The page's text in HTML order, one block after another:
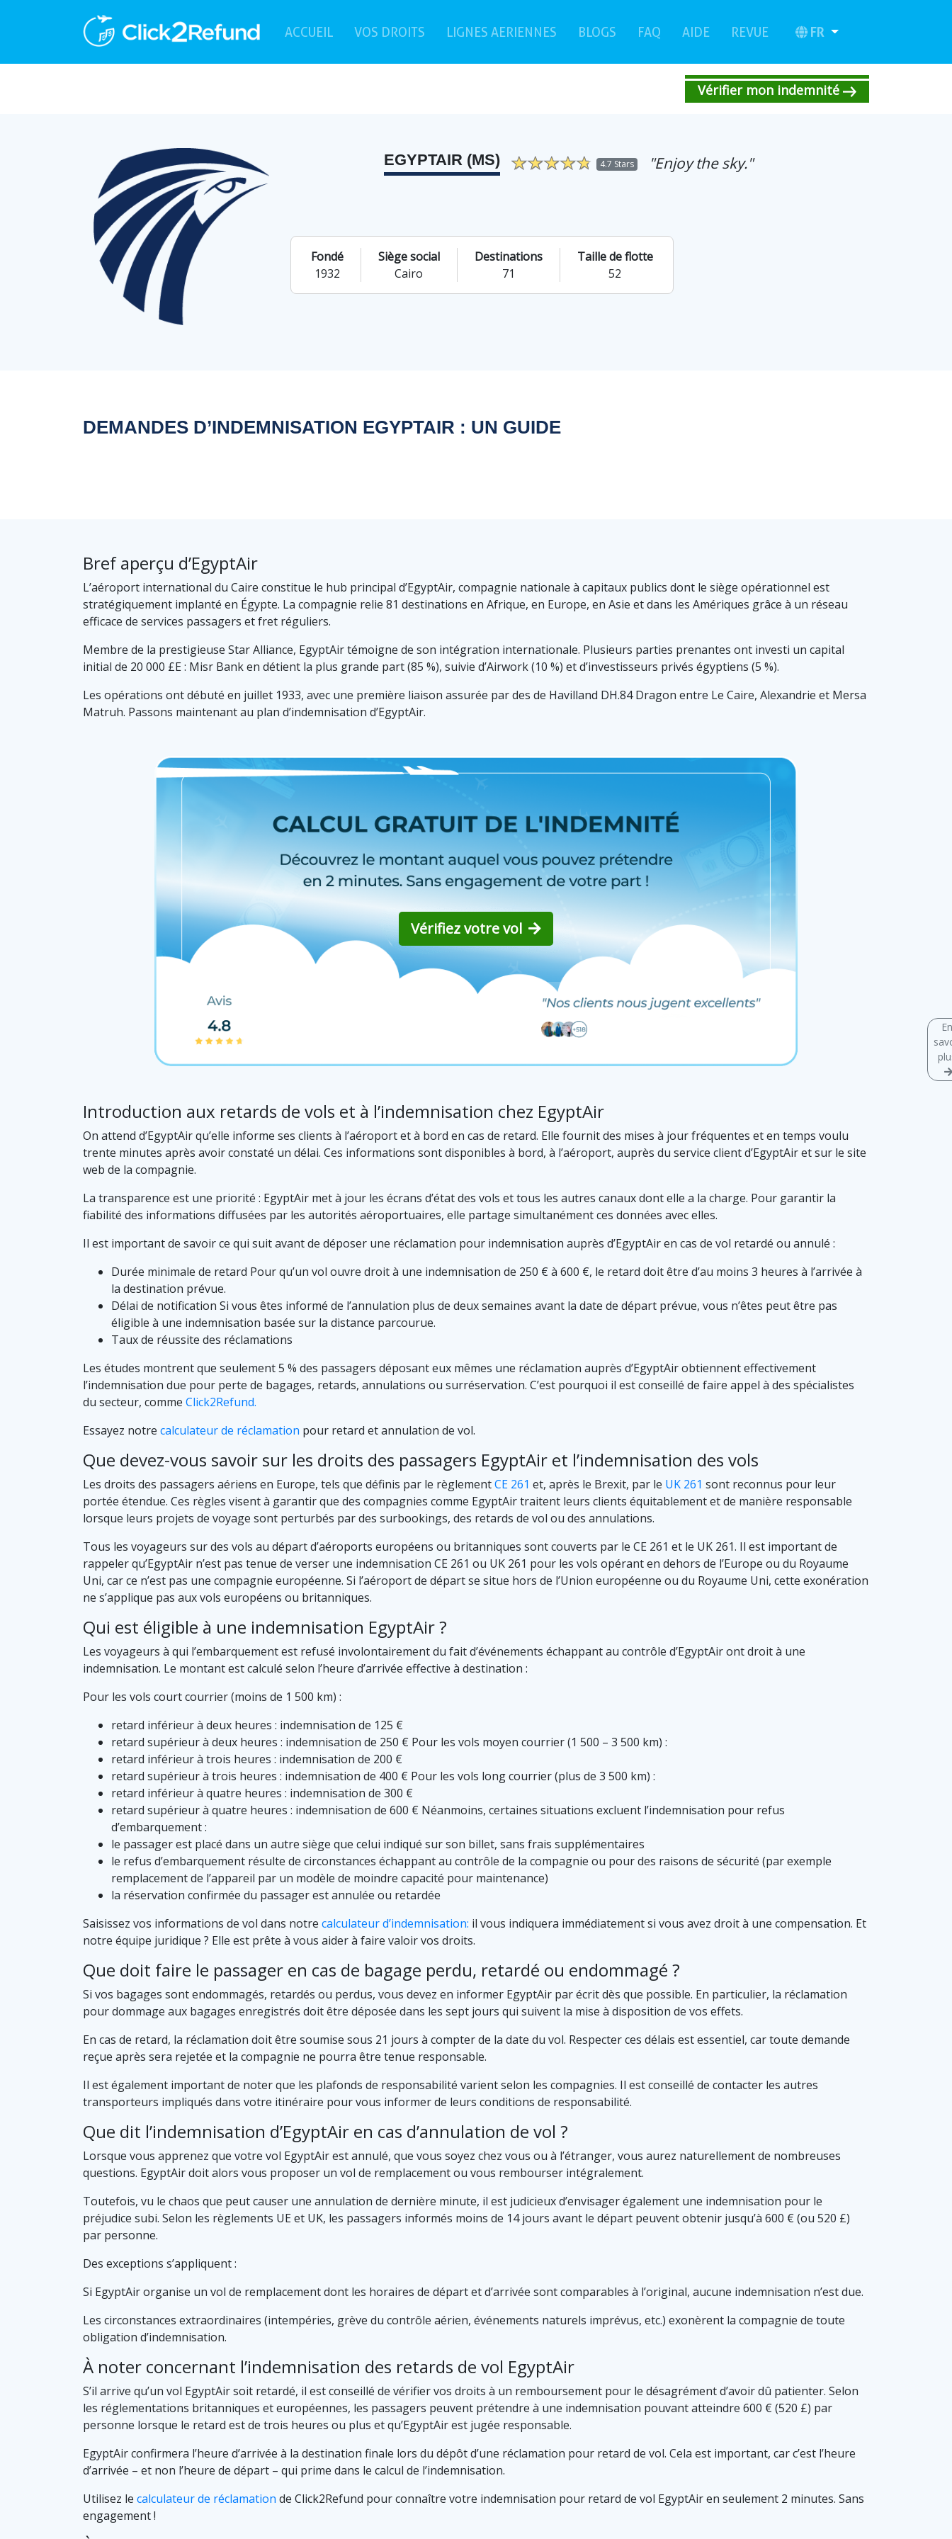
ACCUEIL (current)
VOS DROITS LIGNES AERIENNES BLOGS FAQ (current)
AIDE REVUE (current)FR
Vérifier mon indemnité
EGYPTAIR (MS) 4.7 Stars "Enjoy the sky."
Fondé
1932
Siège social
Cairo
Destinations
71
Taille de flotte
52
DEMANDES D’INDEMNISATION EGYPTAIR : UN GUIDE
Bref aperçu d’EgyptAir
L’aéroport international du Caire constitue le hub principal d’EgyptAir, compagnie nationale à capitaux publics dont le siège opérationnel est
stratégiquement implanté en Égypte. La compagnie relie 81 destinations en Afrique, en Europe, en Asie et dans les Amériques grâce à un réseau
efficace de services passagers et fret réguliers.
Membre de la prestigieuse Star Alliance, EgyptAir témoigne de son intégration internationale. Plusieurs parties prenantes ont investi un capital
initial de 20 000 £E : Misr Bank en détient la plus grande part (85 %), suivie d’Airwork (10 %) et d’investisseurs privés égyptiens (5 %).
Les opérations ont débuté en juillet 1933, avec une première liaison assurée par des de Havilland DH.84 Dragon entre Le Caire, Alexandrie et Mersa
Matruh. Passons maintenant au plan d’indemnisation d’EgyptAir.
Vérifiez votre vol
En
Introduction aux retards de vols et à l’indemnisation chez EgyptAir
On attend d’EgyptAir qu’elle informe ses clients à l’aéroport et à bord en cas de retard. Elle fournit des mises à jour fréquentes et en temps voulu
trente minutes après avoir constaté un délai. Ces informations sont disponibles à bord, à l’aéroport, auprès du service client d’EgyptAir et sur le site
web de la compagnie.
La transparence est une priorité : EgyptAir met à jour les écrans d’état des vols et tous les autres canaux dont elle a la charge. Pour garantir la
fiabilité des informations diffusées par les autorités aéroportuaires, elle partage simultanément ces données avec elles.
Il est important de savoir ce qui suit avant de déposer une réclamation pour indemnisation auprès d’EgyptAir en cas de vol retardé ou annulé :
Durée minimale de retard Pour qu’un vol ouvre droit à une indemnisation de 250 € à 600 €, le retard doit être d’au moins 3 heures à l’arrivée à
la destination prévue.
Délai de notification Si vous êtes informé de l’annulation plus de deux semaines avant la date de départ prévue, vous n’êtes peut être pas
éligible à une indemnisation basée sur la distance parcourue.
Taux de réussite des réclamations
Les études montrent que seulement 5 % des passagers déposant eux mêmes une réclamation auprès d’EgyptAir obtiennent effectivement
l’indemnisation due pour perte de bagages, retards, annulations ou surréservation. C’est pourquoi il est conseillé de faire appel à des spécialistes
du secteur, comme Click2Refund.
Essayez notre calculateur de réclamation pour retard et annulation de vol.
Que devez-vous savoir sur les droits des passagers EgyptAir et l’indemnisation des vols
Les droits des passagers aériens en Europe, tels que définis par le règlementCE 261 et, après le Brexit, par le UK 261 sont reconnus pour leur
portée étendue. Ces règles visent à garantir que des compagnies comme EgyptAir traitent leurs clients équitablement et de manière responsable
lorsque leurs projets de voyage sont perturbés par des surbookings, des retards de vol ou des annulations.
Tous les voyageurs sur des vols au départ d’aéroports européens ou britanniques sont couverts par le CE 261 et le UK 261. Il est important de
rappeler qu’EgyptAir n’est pas tenue de verser une indemnisation CE 261 ou UK 261 pour les vols opérant en dehors de l’Europe ou du Royaume
Uni, car ce n’est pas une compagnie européenne. Si l’aéroport de départ se situe hors de l’Union européenne ou du Royaume Uni, cette exonération
ne s’applique pas aux vols européens ou britanniques.
Qui est éligible à une indemnisation EgyptAir ?
Les voyageurs à qui l’embarquement est refusé involontairement du fait d’événements échappant au contrôle d’EgyptAir ont droit à une
indemnisation. Le montant est calculé selon l’heure d’arrivée effective à destination :
Pour les vols court courrier (moins de 1 500 km) :
retard inférieur à deux heures : indemnisation de 125 €
retard supérieur à deux heures : indemnisation de 250 € Pour les vols moyen courrier (1 500 – 3 500 km) :
retard inférieur à trois heures : indemnisation de 200 €
retard supérieur à trois heures : indemnisation de 400 € Pour les vols long courrier (plus de 3 500 km) :
retard inférieur à quatre heures : indemnisation de 300 €
retard supérieur à quatre heures : indemnisation de 600 € Néanmoins, certaines situations excluent l’indemnisation pour refus
d’embarquement :
le passager est placé dans un autre siège que celui indiqué sur son billet, sans frais supplémentaires
le refus d’embarquement résulte de circonstances échappant au contrôle de la compagnie ou pour des raisons de sécurité (par exemple
remplacement de l’appareil par un modèle de moindre capacité pour maintenance)
la réservation confirmée du passager est annulée ou retardée
Saisissez vos informations de vol dans notre calculateur d’indemnisation: il vous indiquera immédiatement si vous avez droit à une compensation. Et
notre équipe juridique ? Elle est prête à vous aider à faire valoir vos droits.
Que doit faire le passager en cas de bagage perdu, retardé ou endommagé ?
Si vos bagages sont endommagés, retardés ou perdus, vous devez en informer EgyptAir par écrit dès que possible. En particulier, la réclamation
pour dommage aux bagages enregistrés doit être déposée dans les sept jours qui suivent la mise à disposition de vos effets.
En cas de retard, la réclamation doit être soumise sous 21 jours à compter de la date du vol. Respecter ces délais est essentiel, car toute demande
reçue après sera rejetée et la compagnie ne pourra être tenue responsable.
Il est également important de noter que les plafonds de responsabilité varient selon les compagnies. Il est conseillé de contacter les autres
transporteurs impliqués dans votre itinéraire pour vous informer de leurs conditions de responsabilité.
Que dit l’indemnisation d’EgyptAir en cas d’annulation de vol ?
Lorsque vous apprenez que votre vol EgyptAir est annulé, que vous soyez chez vous ou à l’étranger, vous aurez naturellement de nombreuses
questions. EgyptAir doit alors vous proposer un vol de remplacement ou vous rembourser intégralement.
Toutefois, vu le chaos que peut causer une annulation de dernière minute, il est judicieux d’envisager également une indemnisation pour le
préjudice subi. Selon les règlements UE et UK, les passagers informés moins de 14 jours avant le départ peuvent obtenir jusqu’à 600 € (ou 520 £)
par personne.
Des exceptions s’appliquent :
Si EgyptAir organise un vol de remplacement dont les horaires de départ et d’arrivée sont comparables à l’original, aucune indemnisation n’est due.
Les circonstances extraordinaires (intempéries, grève du contrôle aérien, événements naturels imprévus, etc.) exonèrent la compagnie de toute
obligation d’indemnisation.
À noter concernant l’indemnisation des retards de vol EgyptAir
S’il arrive qu’un vol EgyptAir soit retardé, il est conseillé de vérifier vos droits à un remboursement pour le désagrément d’avoir dû patienter. Selon
les réglementations britanniques et européennes, les passagers peuvent prétendre à une indemnisation pouvant atteindre 600 € (520 £) par
personne lorsque le retard est de trois heures ou plus et qu’EgyptAir est jugée responsable.
EgyptAir confirmera l’heure d’arrivée à la destination finale lors du dépôt d’une réclamation pour retard de vol. Cela est important, car c’est l’heure
d’arrivée – et non l’heure de départ – qui prime dans le calcul de l’indemnisation.
Utilisez le calculateur de réclamation de Click2Refund pour connaître votre indemnisation pour retard de vol EgyptAir en seulement 2 minutes. Sans
engagement !